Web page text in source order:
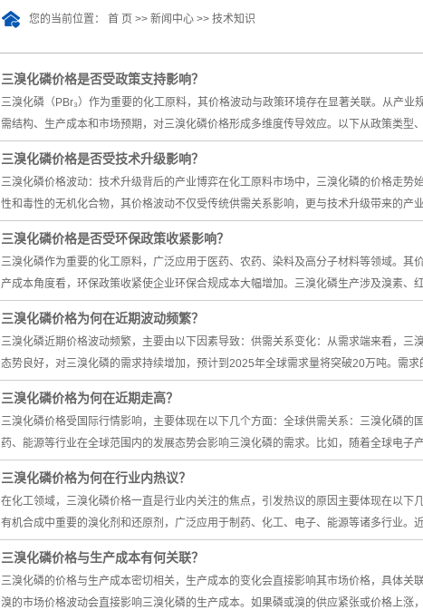
您的当前位置： 首 页 >> 新闻中心 >> 技术知识
三溴化磷价格是否受政策支持影响？
三溴化磷（PBr₃）作为重要的化工原料，其价格波动与政策环境存在显著关联。从产
需结构、生产成本和市场预期，对三溴化磷价格形成多维度传导效应。以下从政策类型
三溴化磷价格是否受技术升级影响？
三溴化磷价格波动：技术升级背后的产业博弈在化工原料市场中，三溴化磷的价格走势
性和毒性的无机化合物，其价格波动不仅受传统供需关系影响，更与技术升级带来的产
三溴化磷价格是否受环保政策收紧影响？
三溴化磷作为重要的化工原料，广泛应用于医药、农药、染料及高分子材料等领域。其
产成本角度看，环保政策收紧使企业环保合规成本大幅增加。三溴化磷生产涉及溴素、
三溴化磷价格为何在近期波动频繁？
三溴化磷近期价格波动频繁，主要由以下因素导致：供需关系变化：从需求端来看，
态势良好，对三溴化磷的需求持续增加，预计到2025年全球需求量将突破20万吨。需求
三溴化磷价格为何在近期走高？
三溴化磷价格受国际行情影响，主要体现在以下几个方面：全球供需关系：三溴化磷的
药、能源等行业在全球范围内的发展态势会影响三溴化磷的需求。比如，随着全球电子
三溴化磷价格为何在行业内热议？
在化工领域，三溴化磷价格一直是行业内关注的焦点，引发热议的原因主要体现在以下
有机合成中重要的溴化剂和还原剂，广泛应用于制药、化工、电子、能源等诸多行业。
三溴化磷价格与生产成本有何关联？
三溴化磷的价格与生产成本密切相关，生产成本的变化会直接影响其市场价格，具体关
溴的市场价格波动会直接影响三溴化磷的生产成本。如果磷或溴的供应紧张或价格上涨